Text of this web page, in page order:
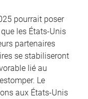
pourrait poser
les États-Unis
partenaires
se stabiliseront
lié au
Le
aux États-Unis